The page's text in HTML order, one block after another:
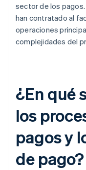
sector de los
han contratado al
operaciones
complejidades del
¿En qué
los
pagos y
de pago?